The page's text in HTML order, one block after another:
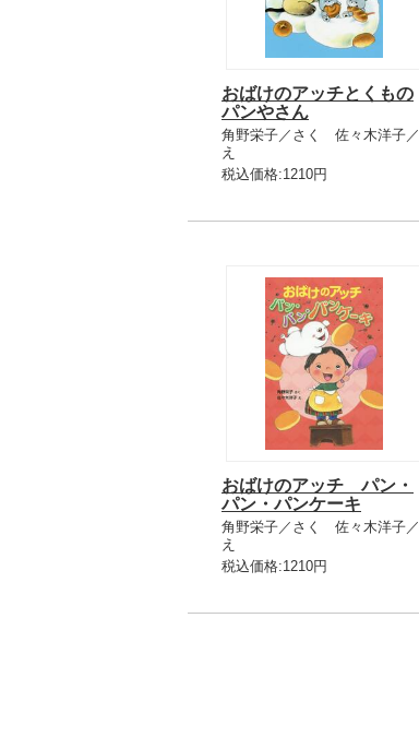
おばけのアッチとくもの
パンやさん
角野栄子／さく 佐々木洋子／
え
税込価格:1210円
おばけのアッチ パン・
パン・パンケーキ
角野栄子／さく 佐々木洋子／
え
税込価格:1210円